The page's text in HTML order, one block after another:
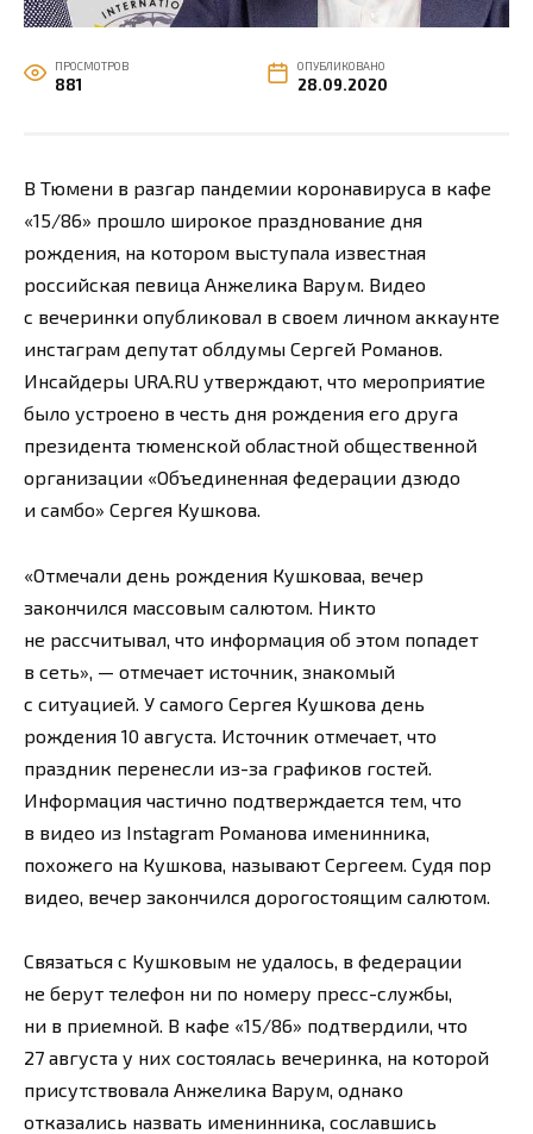
ПРОСМОТРОВ
881
ОПУБЛИКОВАНО
28.09.2020
В Тюмени в разгар пандемии коронавируса в кафе
«15/86» прошло широкое празднование дня
рождения, на котором выступала известная
российская певица Анжелика Варум. Видео
с вечеринки опубликовал в своем личном аккаунте
инстаграм депутат облдумы Сергей Романов.
Инсайдеры URA.RU утверждают, что мероприятие
было устроено в честь дня рождения его друга
президента тюменской областной общественной
организации «Объединенная федерации дзюдо
и самбо» Сергея Кушкова.
«Отмечали день рождения Кушковаа, вечер
закончился массовым салютом. Никто
не рассчитывал, что информация об этом попадет
в сеть», — отмечает источник, знакомый
с ситуацией. У самого Сергея Кушкова день
рождения 10 августа. Источник отмечает, что
праздник перенесли из-за графиков гостей.
Информация частично подтверждается тем, что
в видео из Instagram Романова именинника,
похожего на Кушкова, называют Сергеем. Судя пор
видео, вечер закончился дорогостоящим салютом.
Связаться с Кушковым не удалось, в федерации
не берут телефон ни по номеру пресс-службы,
ни в приемной. В кафе «15/86» подтвердили, что
27 августа у них состоялась вечеринка, на которой
присутствовала Анжелика Варум, однако
отказались назвать именинника, сославшись